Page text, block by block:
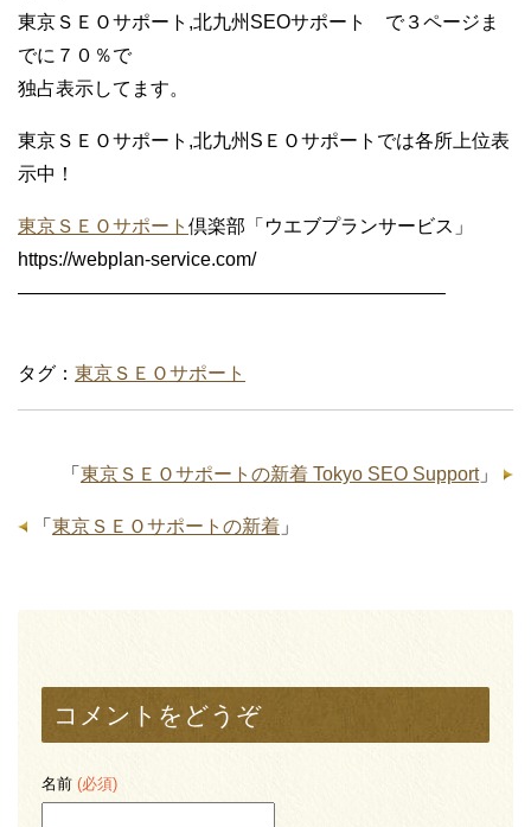
東京ＳＥＯサポート,北九州SEOサポート で３ページま
でに７０％で
独占表示してます。
東京ＳＥＯサポート,北九州SＥＯサポートでは各所上位表
示中！
東京ＳＥＯサポート 倶楽部「ウエブプランサービス」
https://webplan-service.com/
——————————————————————–
タグ： 東京ＳＥＯサポート
「 東京ＳＥＯサポートの新着 Tokyo SEO Support」
「 東京ＳＥＯサポートの新着 」
コメントをどうぞ
名前 (必須)